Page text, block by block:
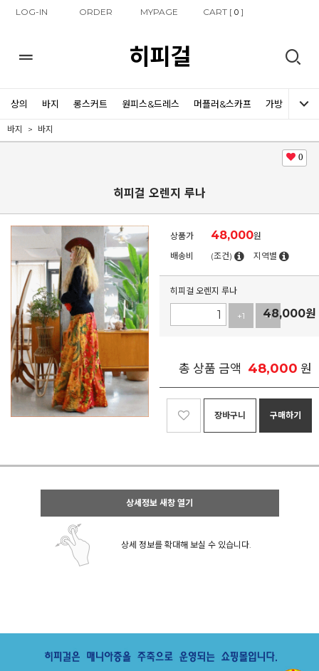
LOG-IN ORDER MYPAGE CART [0 ]
히피걸
상의 바지 롱스커트 원피스&드레스 머플러&스카프 가방 신발
바지 바지
0
히피걸 오렌지 루나
상품가 48,000원
배송비
(조건) 지역별
히피걸 오렌지 루나
+1 -1
48,000원
총 상품 금액 48,000 원
장바구니 구매하기
상세정보 새창 열기
상세 정보를 확대해 보실 수 있습니다.